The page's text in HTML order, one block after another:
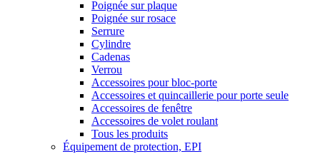
Poignée sur plaque
Poignée sur rosace
Serrure
Cylindre
Cadenas
Verrou
Accessoires pour bloc-porte
Accessoires et quincaillerie pour porte seule
Accessoires de fenêtre
Accessoires de volet roulant
Tous les produits
Équipement de protection, EPI